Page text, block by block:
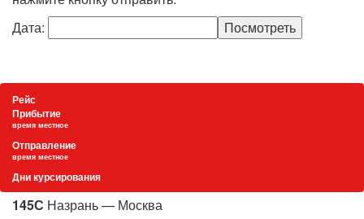
Дата:
Рейс
Прибытие
время местное
Отправление
время местное
Дни курсирования
145С Назрань — Москва